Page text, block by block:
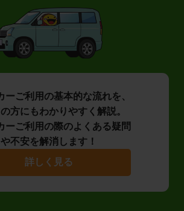
ーご利用の基本的な流れを、
方にもわかりやすく解説。
ーご利用の際のよくある疑問
や不安を解消します！
詳しく見る